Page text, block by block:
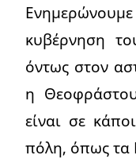
κυβέρνηση
όντως στον
η
είναι σε
πόλη, όπως τα